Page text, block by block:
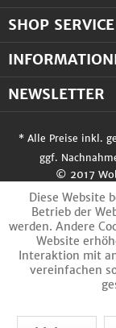
SHOP SERVICE
NEWSLETTER
* Alle Preise inkl.
ggf.
© 2017
Diese Website
Betrieb der
werden. Andere
Website
Interaktion mit
vereinfachen